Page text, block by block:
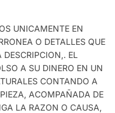
UNICAMENTE EN
O DETALLES QUE
EL
A SU DINERO EN UN
CONTANDO A
ACOMPAÑADA DE
LA RAZON O CAUSA,